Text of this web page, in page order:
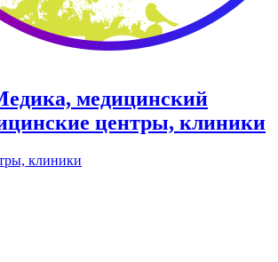
медицинский
центры, клиники
клиники